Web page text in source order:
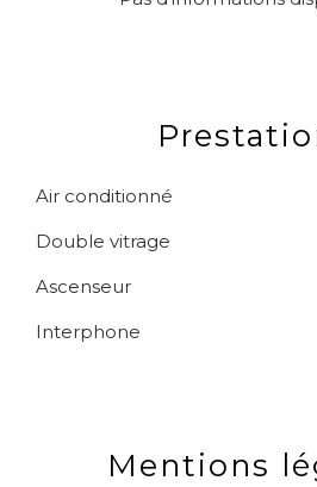
Air conditionné
Double vitrage
Ascenseur
Interphone
Mentions